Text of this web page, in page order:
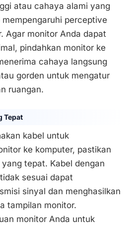
atau cahaya alami yang
perceptive
Agar monitor Anda dapat
pindahkan monitor ke
cahaya langsung
gorden untuk mengatur
ruangan.
Tepat
kabel untuk
ke komputer, pastikan
tepat. Kabel dengan
sesuai dapat
sinyal dan menghasilkan
tampilan monitor.
monitor Anda untuk